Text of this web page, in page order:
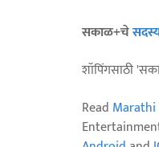
सकाळ+चे
शॉपिंगसाठी
Read Marathi